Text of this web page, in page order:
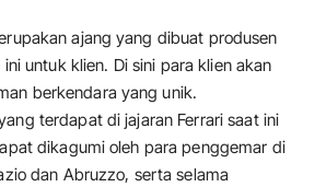
ajang yang dibuat produsen
untuk klien. Di sini para klien akan
berkendara yang unik.
terdapat di jajaran Ferrari saat ini
dikagumi oleh para penggemar di
dan Abruzzo, serta selama